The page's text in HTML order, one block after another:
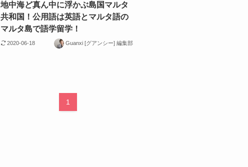
地中海ど真ん中に浮かぶ島国マルタ
共和国！公用語は英語とマルタ語の
マルタ島で語学留学！
2020-06-18 Guanxi [グアンシー] 編集部
1